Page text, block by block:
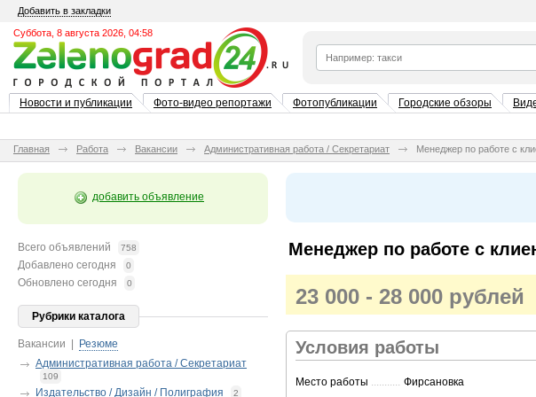
Добавить в закладки
Суббота, 8 августа 2026, 04:58
Новости и публикации Фото-видео репортажи Фотопубликации Городские обзоры
Главная Работа Вакансии Административная работа / Секретариат Менеджер по работе с
добавить объявление
Всего объявлений 758
Добавлено сегодня 0
Обновлено сегодня 0
Рубрики каталога
Вакансии
Резюме
Административная работа / Секретариат
109
Издательство / Дизайн / Полиграфия 2
Менеджер по работе с
23 000 - 28 000 рублей
Условия работы
Место работы Фирсановка